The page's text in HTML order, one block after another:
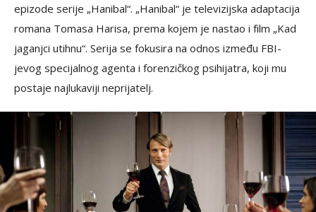
epizode serije „Hanibal“. „Hanibal“ je televizijska adaptacija
romana Tomasa Harisa, prema kojem je nastao i film „Kad
jaganjci utihnu“. Serija se fokusira na odnos između FBI-
jevog specijalnog agenta i forenzičkog psihijatra, koji mu
postaje najlukaviji neprijatelj.